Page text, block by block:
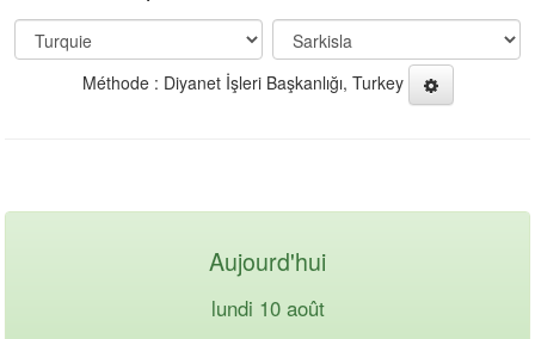
Méthode : Diyanet İşleri Başkanlığı, Turkey
Aujourd'hui
lundi 10 août